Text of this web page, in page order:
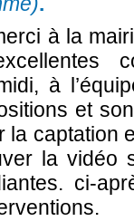
à la
à
et
la captation
la vidéo
ci-